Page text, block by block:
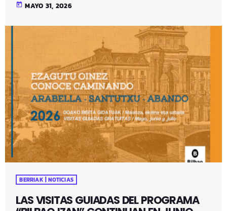
today MAYO 31, 2026
BERRIAK | NOTICIAS
LAS VISITAS GUIADAS DEL PROGRAMA